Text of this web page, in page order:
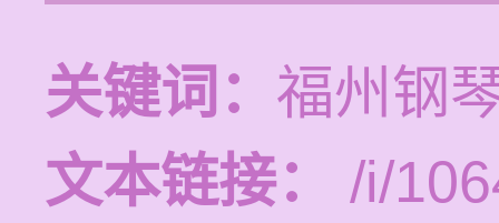
关键词： 福州钢
文本链接：
/i/